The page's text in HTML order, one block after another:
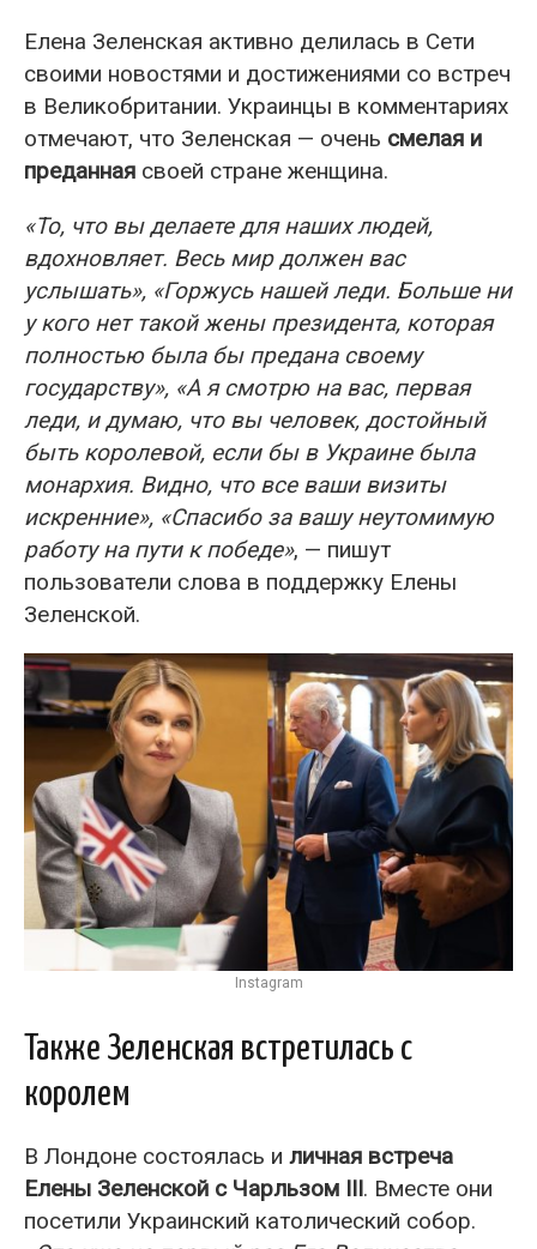
Елена Зеленская активно делилась в Сети
своими новостями и достижениями со встреч
в Великобритании. Украинцы в комментариях
отмечают, что Зеленская — очень смелая и
преданная своей стране женщина.
«То, что вы делаете для наших людей,
вдохновляет. Весь мир должен вас
услышать», «Горжусь нашей леди. Больше ни
у кого нет такой жены президента, которая
полностью была бы предана своему
государству», «А я смотрю на вас, первая
леди, и думаю, что вы человек, достойный
быть королевой, если бы в Украине была
монархия. Видно, что все ваши визиты
искренние», «Спасибо за вашу неутомимую
работу на пути к победе», — пишут
пользователи слова в поддержку Елены
Зеленской.
Instagram
Также Зеленская встретилась с
королем
В Лондоне состоялась и личная встреча
Елены Зеленской с Чарльзом III. Вместе они
посетили Украинский католический собор.